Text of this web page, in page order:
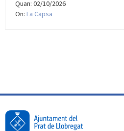
Quan: 02/10/2026
On: La Capsa